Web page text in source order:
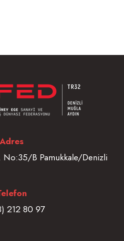
Adres
No:35/B Pamukkale/Denizli
212 80 97